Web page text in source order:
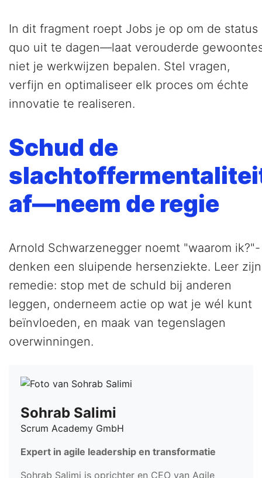
In dit fragment roept Jobs je op om de status
quo uit te dagen—laat verouderde
niet je werkwijzen bepalen. Stel vragen,
verfijn en optimaliseer elk proces om échte
innovatie te realiseren.
Schud de
af—neem de regie
Arnold Schwarzenegger noemt "waarom ik?"-
denken een sluipende hersenziekte. Leer zijn
remedie: stop met de schuld bij anderen
leggen, onderneem actie op wat je wél kunt
beïnvloeden, en maak van tegenslagen
overwinningen.
Sohrab Salimi
Scrum Academy GmbH
Expert in agile leadership en transformatie
Sohrab Salimi is oprichter en CEO van Agile